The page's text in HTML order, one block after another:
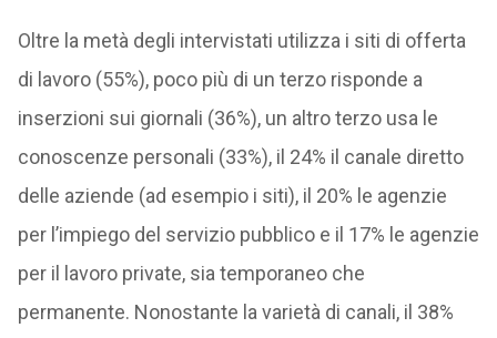
Oltre la metà degli intervistati utilizza i siti di offerta
di lavoro (55%), poco più di un terzo risponde a
inserzioni sui giornali (36%), un altro terzo usa le
conoscenze personali (33%), il 24% il canale diretto
delle aziende (ad esempio i siti), il 20% le agenzie
per l’impiego del servizio pubblico e il 17% le agenzie
per il lavoro private, sia temporaneo che
permanente. Nonostante la varietà di canali, il 38%